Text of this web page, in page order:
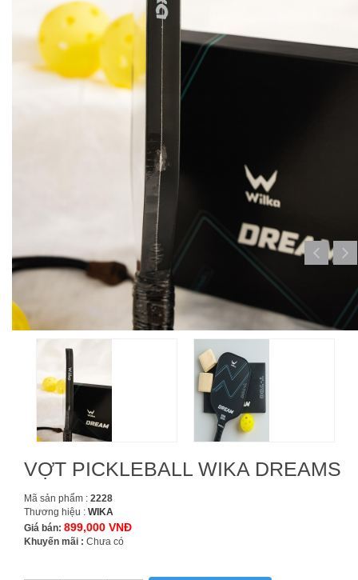
VỢT PICKLEBALL WIKA DREAMS
Mã sản phẩm : 2228
Thương hiệu : WIKA
Giá bán: 899,000 VNĐ
Khuyến mãi : Chưa có